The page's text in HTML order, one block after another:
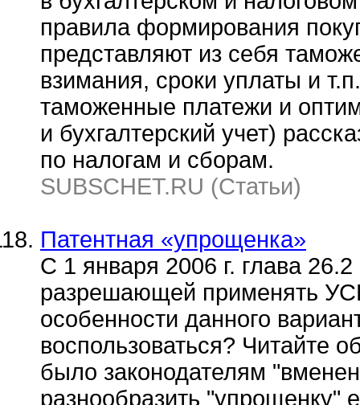
правила формирования
представляют из себя
взимания, сроки уплаты и
таможенные платежи и
и бухгалтерский учет)
по налогам и сборам.
SUBSCHET.RU (Статьи)
Патентная «упрощенка»
С 1 января 2006 г. глава
разрешающей применять
особенности данного
воспользоваться? Читайте
было законодателям
разнообразить "упрощенку"